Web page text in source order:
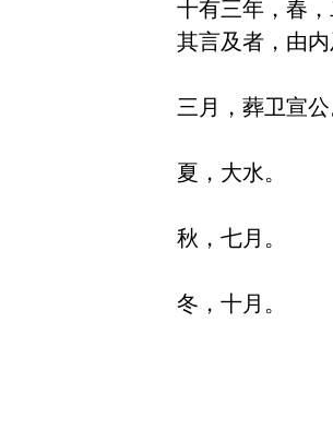
十有三年，春
其言及者，由
三月，葬卫宣公
夏，大水。
秋，七月。